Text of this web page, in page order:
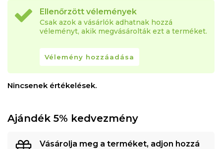
Ellenőrzött vélemények
Csak azok a vásárlók adhatnak hozzá
véleményt, akik megvásárolták ezt a terméket.
Vélemény hozzáadása
Nincsenek értékelések.
Ajándék 5% kedvezmény
Vásárolja meg a terméket, adjon hozzá